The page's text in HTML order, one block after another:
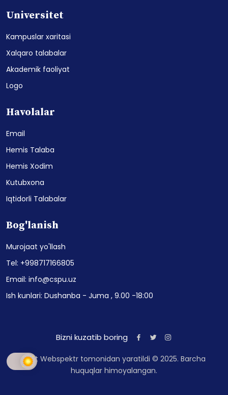
Universitet
Kampuslar xaritasi
Xalqaro talabalar
Akademik faoliyat
Logo
Havolalar
Email
Hemis Talaba
Hemis Xodim
Kutubxona
Iqtidorli Talabalar
Bog'lanish
Murojaat yo'llash
Tel: +998717166805
Email: info@cspu.uz
Ish kunlari: Dushanba - Juma , 9.00 -18:00
Bizni kuzatib boring
Sayt Webspektr tomonidan yaratildi © 2025. Barcha
huquqlar himoyalangan.